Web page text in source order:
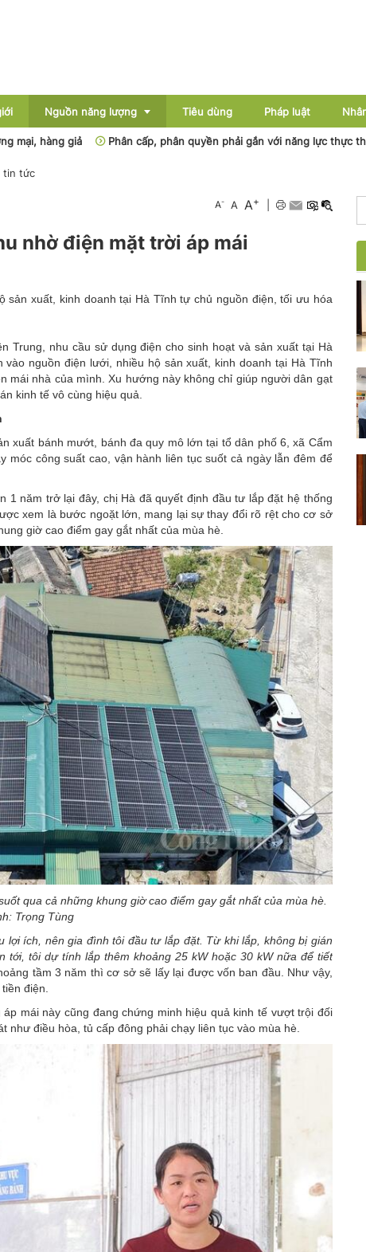
Nguồn năng lượng
Than - Khoáng sản
Năng lượng mới
Tiêu dùng Pháp luật
Phân cấp, phân quyền phải gắn với năng lực thực thi của địa
tin tức
A- A A+
nhờ điện mặt trời áp mái
sản xuất, kinh doanh tại Hà Tĩnh tự chủ nguồn điện, tối ưu hóa
Trung, nhu cầu sử dụng điện cho sinh hoạt và sản xuất tại Hà
nguồn điện lưới, nhiều hộ sản xuất, kinh doanh tại Hà Tĩnh
mái nhà của mình. Xu hướng này không chỉ giúp người dân gạt
kinh tế vô cùng hiệu quả.
xuất bánh mướt, bánh đa quy mô lớn tại tổ dân phố 6, xã Cẩm
công suất cao, vận hành liên tục suốt cả ngày lẫn đêm để
1 năm trở lại đây, chị Hà đã quyết định đầu tư lắp đặt hệ thống
xem là bước ngoặt lớn, mang lại sự thay đổi rõ rệt cho cơ sở
giờ cao điểm gay gắt nhất của mùa hè.
qua cả những khung giờ cao điểm gay gắt nhất của mùa hè.
Trọng Tùng
lợi ích, nên gia đình tôi đầu tư lắp đặt. Từ khi lắp, không bị gián
tới, tôi dự tính lắp thêm khoảng 25 kW hoặc 30 kW nữa để tiết
tầm 3 năm thì cơ sở sẽ lấy lại được vốn ban đầu. Như vậy,
điện.
áp mái này cũng đang chứng minh hiệu quả kinh tế vượt trội đối
như điều hòa, tủ cấp đông phải chạy liên tục vào mùa hè.